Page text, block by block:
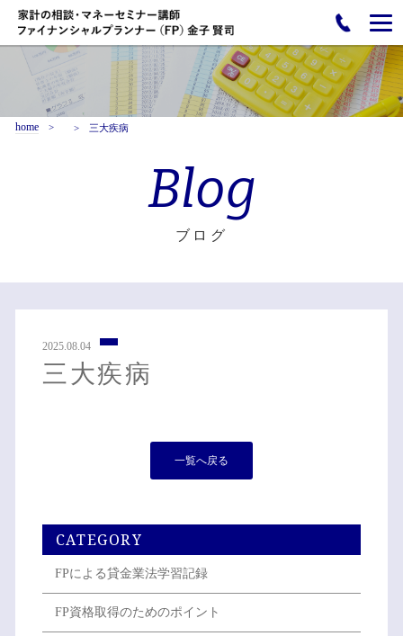
home 三大疾病
Blog
ブログ
2025.08.04
三大疾病
一覧へ戻る
CATEGORY
FPによる貸金業法学習記録
FP資格取得のためのポイント